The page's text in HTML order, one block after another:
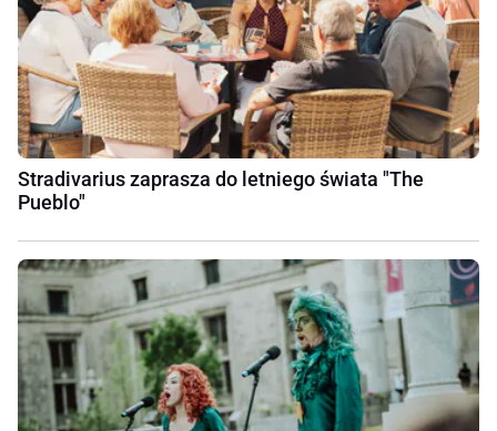
Stradivarius zaprasza do letniego świata "The
Pueblo"